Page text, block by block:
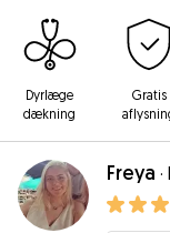
Dyrlæge
dækning
Gratis
Freya ·